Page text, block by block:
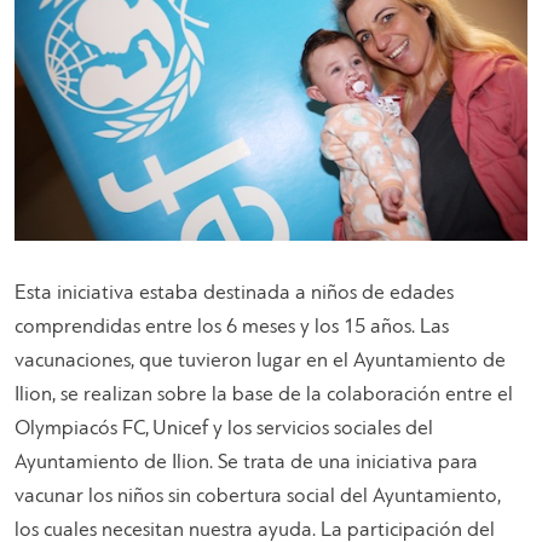
Esta iniciativa estaba destinada a niños de edades
comprendidas entre los 6 meses y los 15 años. Las
vacunaciones, que tuvieron lugar en el Ayuntamiento de
Ilion, se realizan sobre la base de la colaboración entre el
Olympiacós FC, Unicef y los servicios sociales del
Ayuntamiento de Ilion. Se trata de una iniciativa para
vacunar los niños sin cobertura social del Ayuntamiento,
los cuales necesitan nuestra ayuda. La participación del